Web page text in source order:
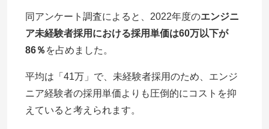
同アンケート調査によると、2022年度のエンジニ
ア未経験者採用における採用単価は60万以下が
86％ を占めました。
平均は「41万」で、未経験者採用のため、エンジ
ニア経験者の採用単価よりも圧倒的にコストを抑
えていると考えられます。